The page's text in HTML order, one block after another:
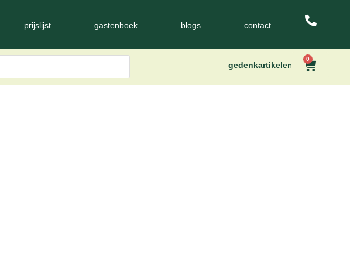
prijslijst gastenboek blogs contact
gedenkartikelen
0